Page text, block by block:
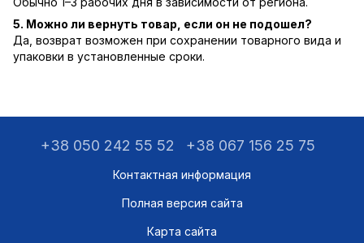
5. Можно ли вернуть товар, если он не подошел?
Да, возврат возможен при сохранении товарного вида и
упаковки в установленные сроки.
+38 050 242 55 52 +38 067 156 25 75
Контактная информация
Полная версия сайта
Карта сайта